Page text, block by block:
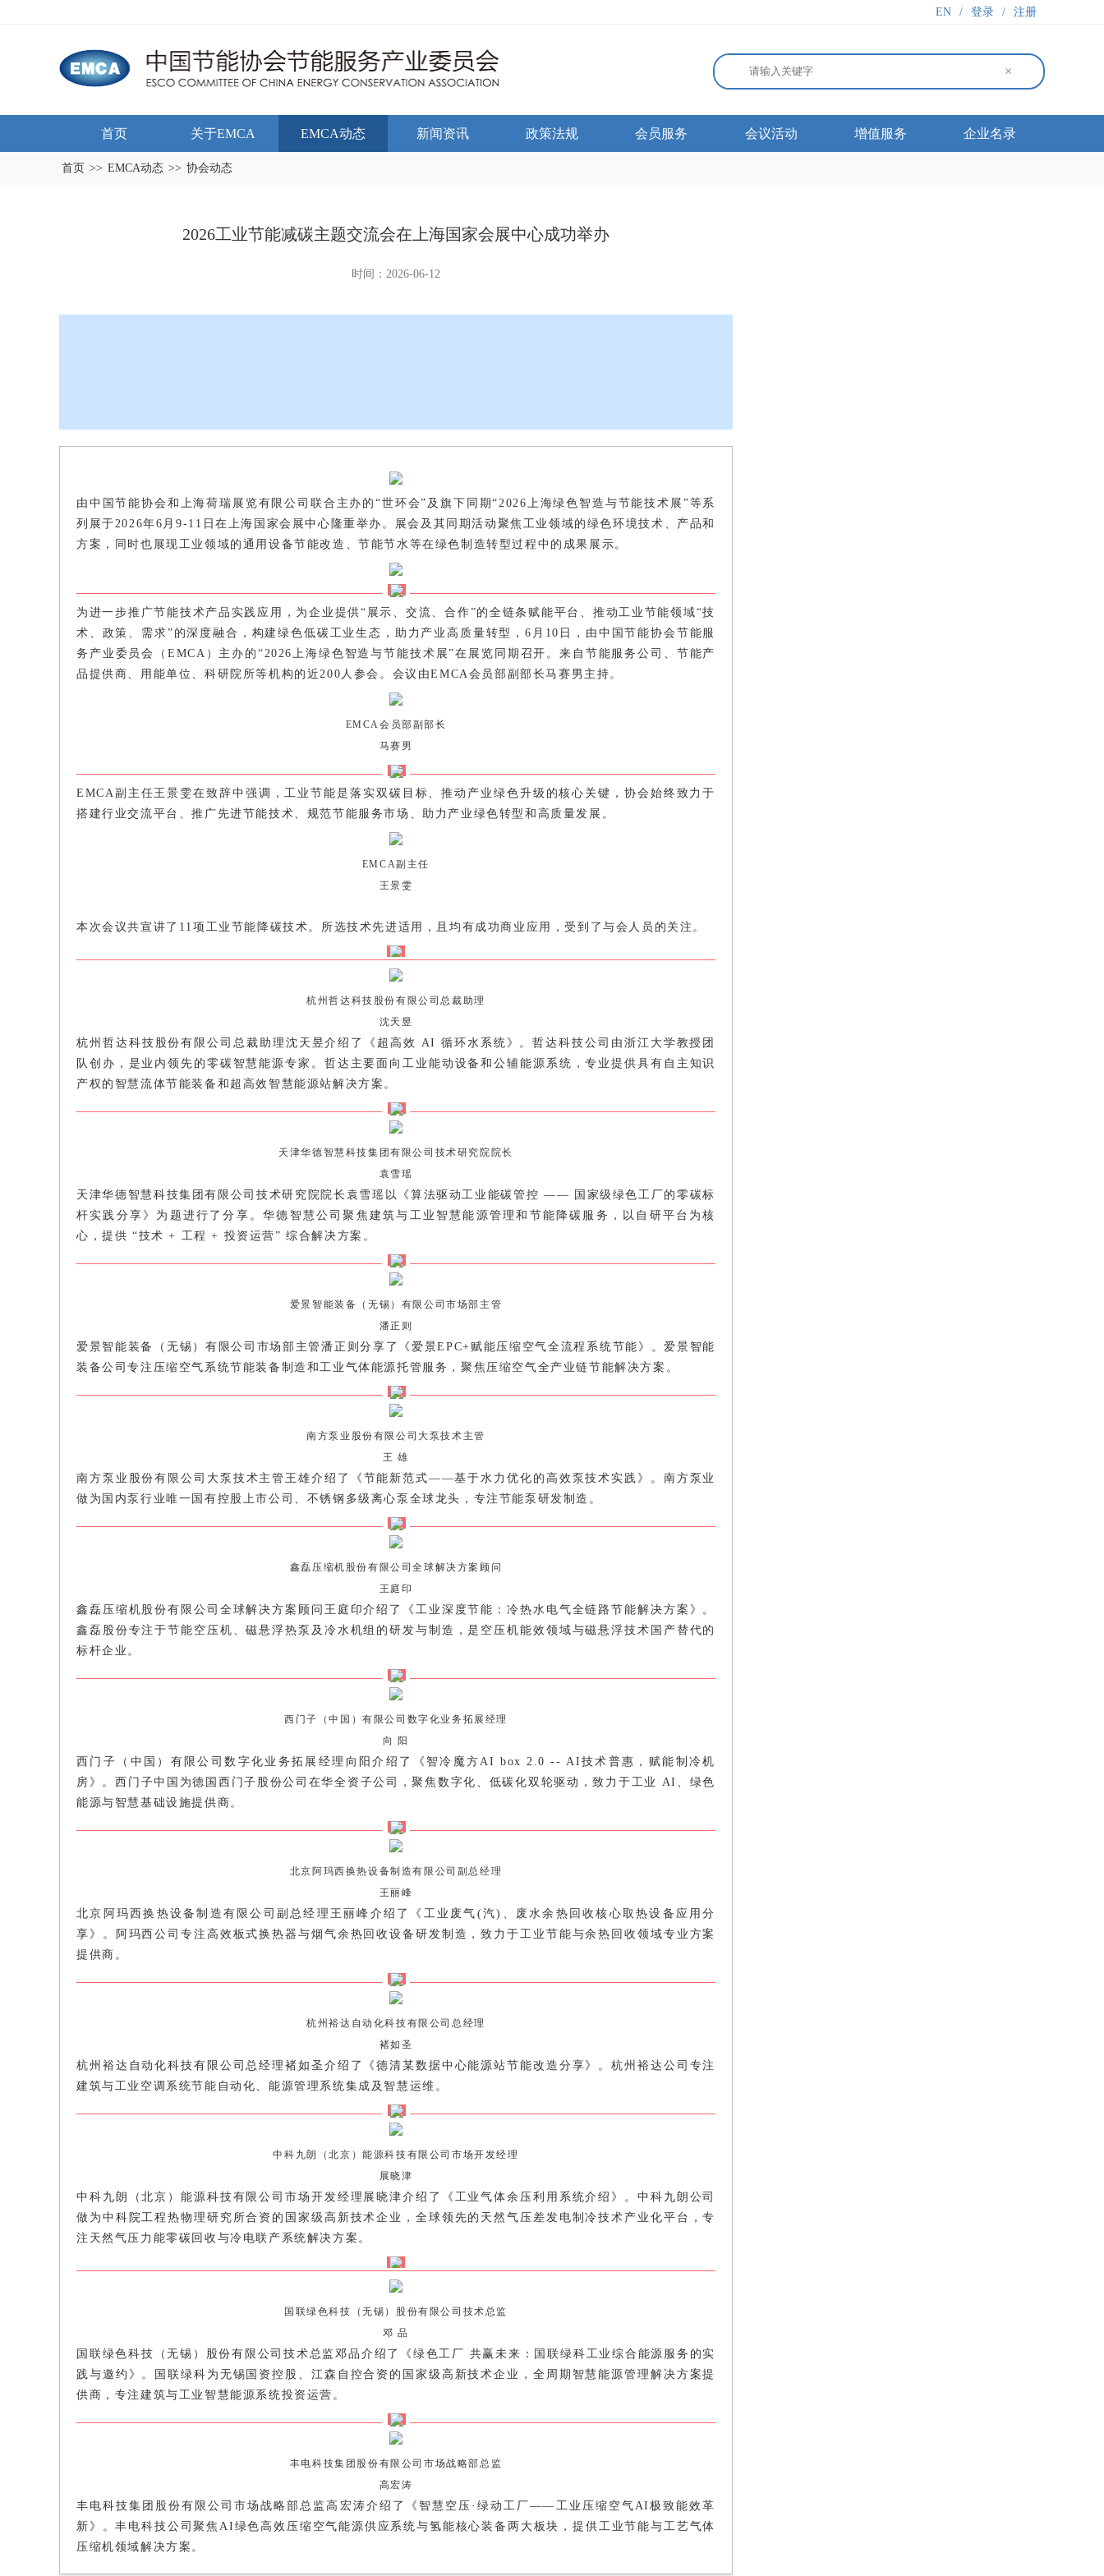
EN / 登录 / 注册
×
首页 关于EMCA EMCA动态 新闻资讯 政策法规 会员服务 会议活动 增值服务 企业名录
首页 >> EMCA动态 >> 协会动态
2026工业节能减碳主题交流会在上海国家会展中心成功举办
时间：2026-06-12
由中国节能协会和上海荷瑞展览有限公司联合主办的“世环会”及旗下同期“2026上海绿色智造与节能技术展”等系
列展于2026年6月9-11日在上海国家会展中心隆重举办。展会及其同期活动聚焦工业领域的绿色环境技术、产品和
方案，同时也展现工业领域的通用设备节能改造、节能节水等在绿色制造转型过程中的成果展示。
为进一步推广节能技术产品实践应用，为企业提供“展示、交流、合作”的全链条赋能平台、推动工业节能领域“技
术、政策、需求”的深度融合，构建绿色低碳工业生态，助力产业高质量转型，6月10日，由中国节能协会节能服
务产业委员会（EMCA）主办的“2026上海绿色智造与节能技术展”在展览同期召开。来自节能服务公司、节能产
品提供商、用能单位、科研院所等机构的近200人参会。会议由EMCA会员部副部长马赛男主持。
EMCA会员部副部长
马赛男
EMCA副主任王景雯在致辞中强调，工业节能是落实双碳目标、推动产业绿色升级的核心关键，协会始终致力于
搭建行业交流平台、推广先进节能技术、规范节能服务市场、助力产业绿色转型和高质量发展。
EMCA副主任
王景雯
本次会议共宣讲了11项工业节能降碳技术。所选技术先进适用，且均有成功商业应用，受到了与会人员的关注。
杭州哲达科技股份有限公司总裁助理
沈天昱
杭州哲达科技股份有限公司总裁助理沈天昱介绍了《超高效 AI 循环水系统 》。哲达科技公司由浙江大学教授团
队创办，是业内领先的零碳智慧能源专家。哲达主要面向工业能动设备和公辅能源系统，专业提供具有自主知识
产权的智慧流体节能装备和超高效智慧能源站解决方案。
天津华德智慧科技集团有限公司技术研究院院长
袁雪瑶
天津华德智慧科技集团有限公司技术研究院院长袁雪瑶以《算法驱动工业能碳管控 —— 国家级绿色工厂的零碳标
杆实践分享》为题进行了分享。华德智慧公司聚焦建筑与工业智慧能源管理和节能降碳服务，以自研平台为核
心，提供 “技术 + 工程 + 投资运营” 综合解决方案。
爱景智能装备（无锡）有限公司市场部主管
潘正则
爱景智能装备（无锡）有限公司市场部主管潘正则分享了《爱景EPC+赋能压缩空气全流程系统节能》。爱景智能
装备公司专注压缩空气系统节能装备制造和工业气体能源托管服务，聚焦压缩空气全产业链节能解决方案。
南方泵业股份有限公司大泵技术主管
王 雄
南方泵业股份有限公司大泵技术主管王雄介绍了《节能新范式——基于水力优化的高效泵技术实践》。南方泵业
做为国内泵行业唯一国有控股上市公司、不锈钢多级离心泵全球龙头，专注节能泵研发制造。
鑫磊压缩机股份有限公司全球解决方案顾问
王庭印
鑫磊压缩机股份有限公司全球解决方案顾问王庭印介绍了《工业深度节能：冷热水电气全链路节能解决方案》。
鑫磊股份专注于节能空压机、磁悬浮热泵及冷水机组的研发与制造，是空压机能效领域与磁悬浮技术国产替代的
标杆企业。
西门子（中国）有限公司数字化业务拓展经理
向 阳
西门子（中国）有限公司数字化业务拓展经理向阳介绍了《智冷魔方AI box 2.0 -- AI技术普惠，赋能制冷机
房》。西门子中国为德国西门子股份公司在华全资子公司，聚焦数字化、低碳化双轮驱动，致力于工业 AI、绿色
能源与智慧基础设施提供商。
北京阿玛西换热设备制造有限公司副总经理
王丽峰
北京阿玛西换热设备制造有限公司副总经理王丽峰介绍了《工业废气(汽)、废水余热回收核心取热设备应用分
享》。阿玛西公司专注高效板式换热器与烟气余热回收设备研发制造，致力于工业节能与余热回收领域专业方案
提供商。
杭州裕达自动化科技有限公司总经理
褚如圣
杭州裕达自动化科技有限公司总经理褚如圣介绍了《德清某数据中心能源站节能改造分享》。杭州裕达公司专注
建筑与工业空调系统节能自动化、能源管理系统集成及智慧运维。
中科九朗（北京）能源科技有限公司市场开发经理
展晓津
中科九朗（北京）能源科技有限公司市场开发经理展晓津介绍了《工业气体余压利用系统介绍》。中科九朗公司
做为中科院工程热物理研究所合资的国家级高新技术企业，全球领先的天然气压差发电制冷技术产业化平台，专
注天然气压力能零碳回收与冷电联产系统解决方案。
国联绿色科技（无锡）股份有限公司技术总监
邓 品
国联绿色科技（无锡）股份有限公司技术总监邓品介绍了《绿色工厂 共赢未来：国联绿科工业综合能源服务的实
践与邀约》。国联绿科为无锡国资控股、江森自控合资的国家级高新技术企业，全周期智慧能源管理解决方案提
供商，专注建筑与工业智慧能源系统投资运营。
丰电科技集团股份有限公司市场战略部总监
高宏涛
丰电科技集团股份有限公司市场战略部总监高宏涛介绍了《智慧空压·绿动工厂——工业压缩空气AI极致能效革
新》。丰电科技公司聚焦AI绿色高效压缩空气能源供应系统与氢能核心装备两大板块，提供工业节能与工艺气体
压缩机领域解决方案。